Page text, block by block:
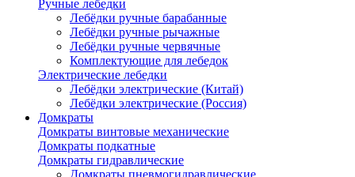
Ручные лебедки
Лебёдки ручные барабанные
Лебёдки ручные рычажные
Лебёдки ручные червячные
Комплектующие для лебедок
Электрические лебедки
Лебёдки электрические (Китай)
Лебёдки электрические (Россия)
Домкраты
Домкраты винтовые механические
Домкраты подкатные
Домкраты гидравлические
Домкраты пневмогидравлические